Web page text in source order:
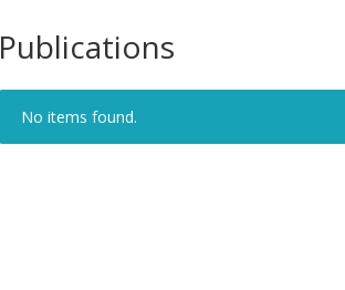
Publications
No items found.